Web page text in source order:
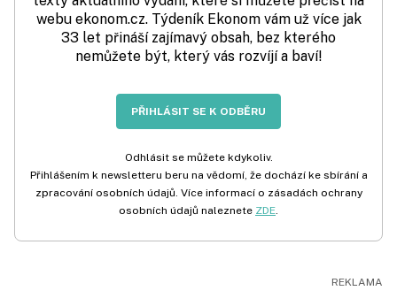
webu ekonom.cz. Týdeník Ekonom vám už více jak
33 let přináší zajímavý obsah, bez kterého
nemůžete být, který vás rozvíjí a baví!
PŘIHLÁSIT SE K ODBĚRU
Odhlásit se můžete kdykoliv.
Přihlášením k newsletteru beru na vědomí, že dochází ke sbírání a
zpracování osobních údajů. Více informací o zásadách ochrany
osobních údajů naleznete ZDE.